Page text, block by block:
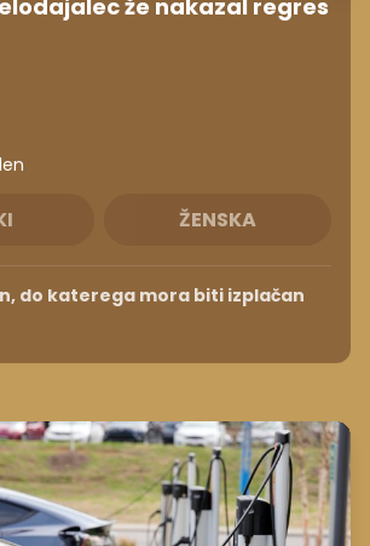
že nakazal regres
ŽENSKA
do katerega mora biti izplačan